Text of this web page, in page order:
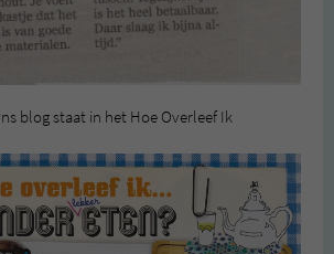
blog staat in het Hoe Overleef Ik